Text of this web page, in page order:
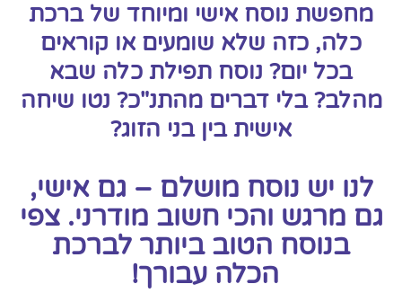
מחפשת נוסח אישי ומיוחד של ברכת
כלה, כזה שלא שומעים או קוראים
בכל יום? נוסח תפילת כלה שבא
מהלב? בלי דברים מהתנ"כ? נטו שיחה
אישית בין בני הזוג?
לנו יש נוסח מושלם – גם אישי,
גם מרגש והכי חשוב מודרני. צפי
בנוסח הטוב ביותר לברכת
הכלה עבורך!